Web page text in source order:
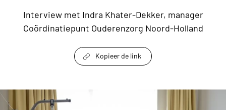
Interview met Indra Khater-Dekker, manager
Coördinatiepunt Ouderenzorg Noord-Holland
Kopieer de link
Regionale coördinatie onmisbaar voor